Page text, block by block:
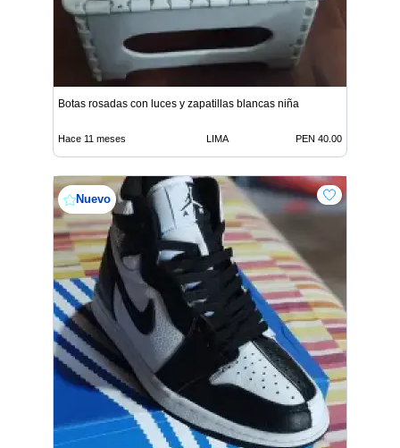
Botas rosadas con luces y zapatillas blancas niña
Hace 11 meses LIMA PEN 40.00
Nuevo